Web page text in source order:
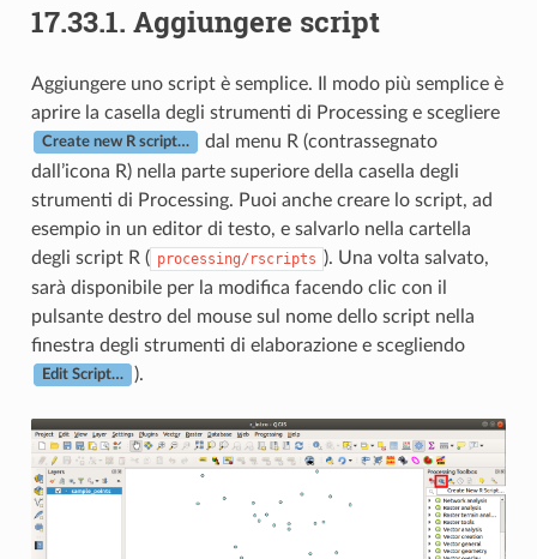
17.33.1. Aggiungere script
Aggiungere uno script è semplice. Il modo più semplice è
aprire la casella degli strumenti di Processing e scegliere
Create new R script…
dal menu R (contrassegnato
dall’icona R) nella parte superiore della casella degli
strumenti di Processing. Puoi anche creare lo script, ad
esempio in un editor di testo, e salvarlo nella cartella
degli script R ( processing/rscripts ). Una volta salvato,
sarà disponibile per la modifica facendo clic con il
pulsante destro del mouse sul nome dello script nella
finestra degli strumenti di elaborazione e scegliendo
Edit Script… ).